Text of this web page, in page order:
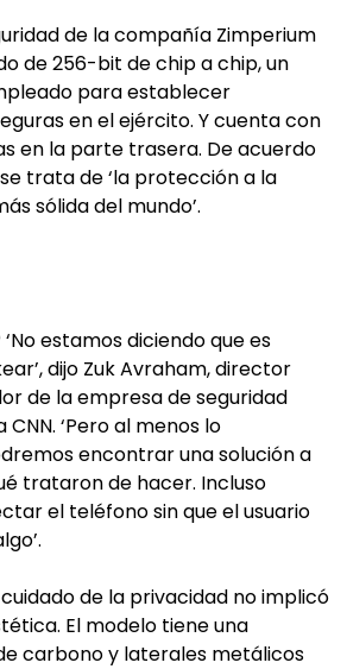
de la compañía Zimperium
de 256-bit de chip a chip, un
para establecer
en el ejército. Y cuenta con
en la parte trasera. De acuerdo
trata de ‘la protección a la
sólida del mundo’.
estamos diciendo que es
dijo Zuk Avraham, director
de la empresa de seguridad
‘Pero al menos lo
encontrar una solución a
trataron de hacer. Incluso
el teléfono sin que el usuario
de la privacidad no implicó
El modelo tiene una
carbono y laterales metálicos